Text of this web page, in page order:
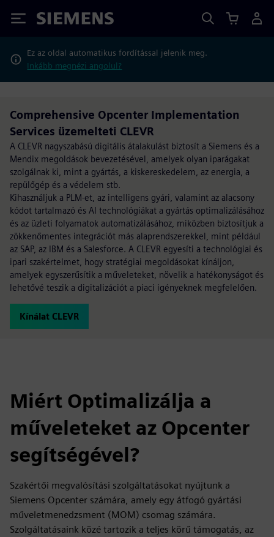
Siemens
Ez az oldal automatikus fordítással jelenik meg.
Inkább megnézi angolul?
Comprehensive Opcenter Implementation
Services üzemelteti CLEVR
A CLEVR nagyszabású digitális átalakulást biztosít a Siemens és a
Mendix megoldások bevezetésével, amelyek olyan iparágakat
szolgálnak ki, mint a gyártás, a kiskereskedelem, az energia, a
repülőgép és a védelem stb.
Kihasználjuk a PLM-et, az intelligens gyári, valamint az alacsony
kódot tartalmazó és AI technológiákat a gyártás optimalizálásához
és az üzleti folyamatok automatizálásához, miközben biztosítjuk a
zökkenőmentes integrációt más alaprendszerekkel, mint például
az SAP, az IBM és a Salesforce. A CLEVR egyesíti a technológiai és
ipari szakértelmet, hogy stratégiai megoldásokat kínáljon,
amelyek egyszerűsítik a műveleteket, növelik a hatékonyságot és
lehetővé teszik a digitalizációt a piaci igényeknek megfelelően.
Kínálat CLEVR
Miért Optimalizálja a
műveleteket az Opcenter
segítségével?
Szakértői megvalósítási szolgáltatásokat nyújtunk a
Siemens Opcenter számára, amely egy átfogó gyártási
műveletmenedzsment (MOM) csomag számára.
Szolgáltatásaink közé tartozik a teljes körű támogatás, az